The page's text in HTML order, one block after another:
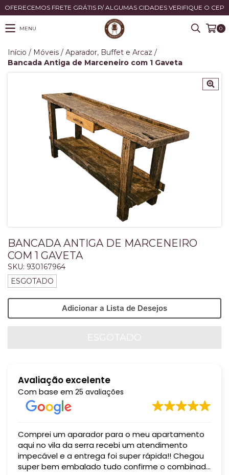
OFERECEMOS FRETE GRÁTIS P/ ALGUMAS CIDADES VERIFIQUE O CEP
MENU 0
Início / Móveis / Aparador, Buffet e Arcaz /
Bancada Antiga de Marceneiro com 1 Gaveta
BANCADA ANTIGA DE MARCENEIRO
COM 1 GAVETA
SKU: 930167964
ESGOTADO
Adicionar a Lista de Desejos
Avaliação excelente
Com base em 25 avaliações
Comprei um aparador para o meu apartamento
aqui no vila da serra recebi um atendimento
impecável e a entrega foi super rápida!! Chegou
super bem embalado tudo confirme o combinado